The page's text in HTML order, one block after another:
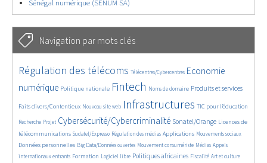
Sénégal numérique (SENUM SA)
Navigation par mots clés
4661/5717
Régulation des télécoms
369/5717 Télécentres/Cybercentres
3762/5717
Economie
numérique
1866/5717 Politique nationale
5229/5717 Fintech
689/5717 Noms de domaine
2424/5717 Produits et services
1587/5717
Faits divers/Contentieux Nouveau site web Infrastructures TIC pour l’éducation
Recherche
251/5717Projet
3616/5717 Cybersécurité/Cybercriminalité
2345/5717 Sonatel/Orange
1627/5717
Licences de
télécommunications
294/5717 Sudatel/Expresso
1026/5717 Régulation des médias
1535/5717 Applications
1214/5717 Mouvements sociaux
1685/5717
Données personnelles
147/5717 Big Data/Données ouvertes
644/5717 Mouvement consumériste
371/5717 Médias
744/5717
Appels
internationaux entrants
1754/5717 Formation
97/5717 Logiciel libre
2532/5717 Politiques africaines
1104/5717 Fiscalité
182/5717 Art et culture
629/5717